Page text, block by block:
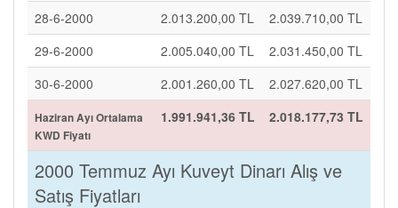
28-6-2000
2.013.200,00 TL
2.039.710,00 TL
29-6-2000
2.005.040,00 TL
2.031.450,00 TL
30-6-2000
2.001.260,00 TL 2.027.620,00 TL
Haziran Ayı Ortalama
KWD Fiyatı
1.991.941,36 TL 2.018.177,73 TL
2000 Temmuz Ayı Kuveyt Dinarı Alış ve
Satış Fiyatları